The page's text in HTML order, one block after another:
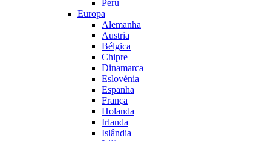
Peru
Europa
Alemanha
Austria
Bélgica
Chipre
Dinamarca
Eslovénia
Espanha
França
Holanda
Irlanda
Islândia